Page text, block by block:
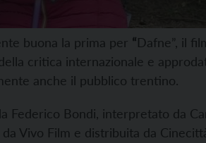
buona la prima per “Dafne”, il
critica internazionale e
anche il pubblico trentino.
Federico Bondi, interpretato da
Vivo Film e distribuita da